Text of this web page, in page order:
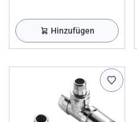
Hinzufügen